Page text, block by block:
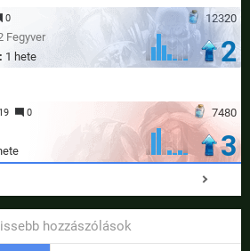
12320
0
Fegyver
1 hete 2
7480
0
3
hozzászólások